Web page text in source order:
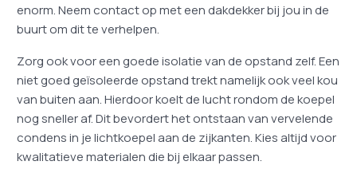
enorm. Neem contact op met een dakdekker bij jou in de
buurt om dit te verhelpen.
Zorg ook voor een goede isolatie van de opstand zelf. Een
niet goed geïsoleerde opstand trekt namelijk ook veel kou
van buiten aan. Hierdoor koelt de lucht rondom de koepel
nog sneller af. Dit bevordert het ontstaan van vervelende
condens in je lichtkoepel aan de zijkanten. Kies altijd voor
kwalitatieve materialen die bij elkaar passen.